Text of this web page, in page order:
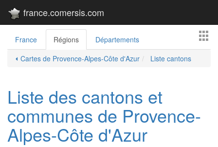
france.comersis.com
France Régions
Départements
⏴ Cartes de Provence-Alpes-Côte d'Azur
Liste cantons
Liste des cantons et
communes de Provence-
Alpes-Côte d'Azur